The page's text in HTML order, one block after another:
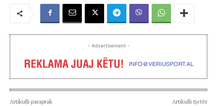
- Advertisement -
Artikulli paraprak Artikulli tjetër